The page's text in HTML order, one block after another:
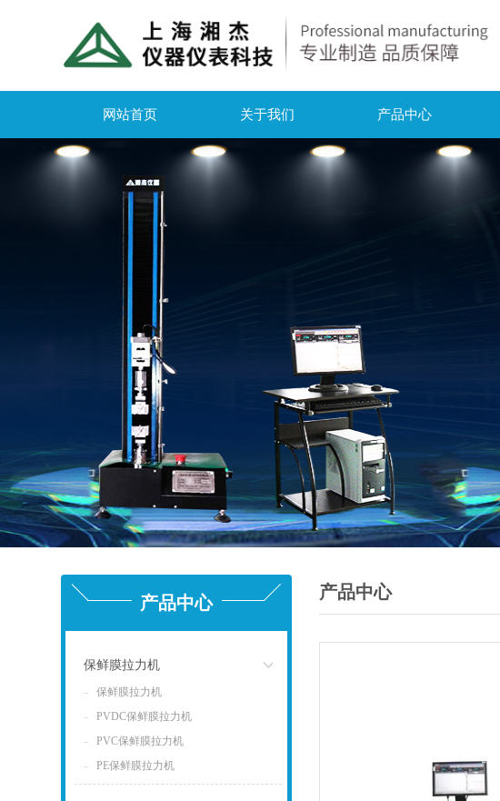
网站首页 关于我们 产品中心
产品中心
保鲜膜拉力机
保鲜膜拉力机
PVDC保鲜膜拉力机
PVC保鲜膜拉力机
PE保鲜膜拉力机
产品中心